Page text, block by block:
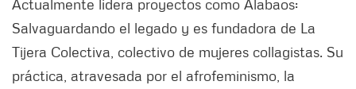
Actualmente lidera proyectos como Alabaos:
Salvaguardando el legado y es fundadora de La
Tijera Colectiva, colectivo de mujeres collagistas. Su
práctica, atravesada por el afrofeminismo, la